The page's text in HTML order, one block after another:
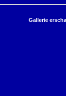
Gallerie